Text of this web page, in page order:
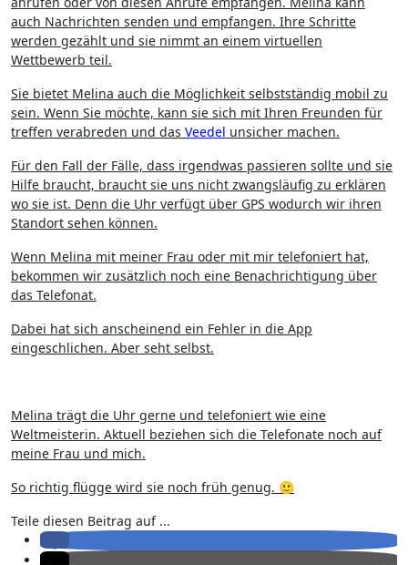
auch Nachrichten senden und empfangen. Ihre Schritte
werden gezählt und sie nimmt an einem virtuellen
Wettbewerb teil.
Sie bietet Melina auch die Möglichkeit selbstständig mobil zu
sein. Wenn Sie möchte, kann sie sich mit Ihren Freunden für
treffen verabreden und das Veedel unsicher machen.
Für den Fall der Fälle, dass irgendwas passieren sollte und sie
Hilfe braucht, braucht sie uns nicht zwangsläufig zu erklären
wo sie ist. Denn die Uhr verfügt über GPS wodurch wir ihren
Standort sehen können.
Wenn Melina mit meiner Frau oder mit mir telefoniert hat,
bekommen wir zusätzlich noch eine Benachrichtigung über
das Telefonat.
Dabei hat sich anscheinend ein Fehler in die App
eingeschlichen. Aber seht selbst.
Melina trägt die Uhr gerne und telefoniert wie eine
Weltmeisterin. Aktuell beziehen sich die Telefonate noch auf
meine Frau und mich.
So richtig flügge wird sie noch früh genug. 🙂
Teile diesen Beitrag auf ...